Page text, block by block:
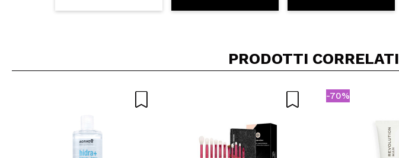
PRODOTTI CORRELATI
-70%